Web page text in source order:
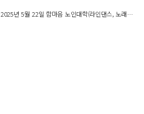
2025년 5월 22일 함마음 노인대학(라인댄스, 노래…